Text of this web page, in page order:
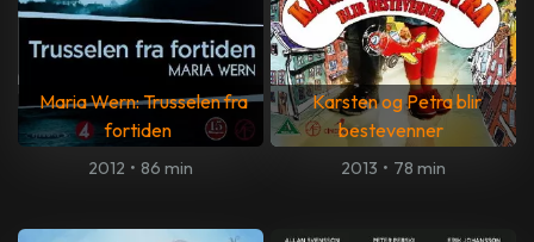
Maria Wern: Trusselen fra
fortiden
2012 • 86 min
Karsten og Petra blir
bestevenner
2013 • 78 min